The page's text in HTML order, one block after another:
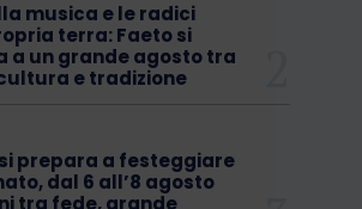
musica e le radici
terra: Faeto si
a un grande agosto tra
e tradizione
prepara a festeggiare
dal 6 all’8 agosto
tra fede, grande